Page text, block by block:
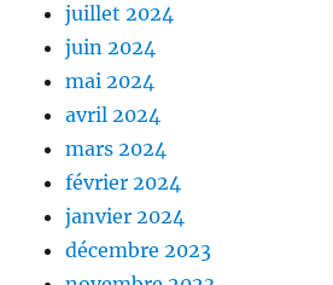
juillet 2024
juin 2024
mai 2024
avril 2024
mars 2024
février 2024
janvier 2024
décembre 2023